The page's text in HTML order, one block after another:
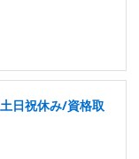
日祝休み/資格取